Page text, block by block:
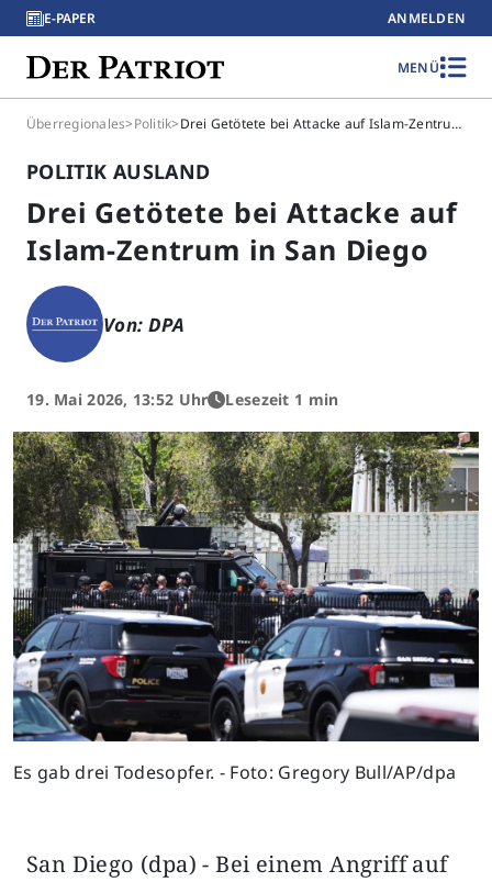
E-PAPER ANMELDEN
MENÜ
Überregionales>Politik> Drei Getötete bei Attacke auf Islam-Zentrum in San Diego
POLITIK AUSLAND
Drei Getötete bei Attacke auf
Islam-Zentrum in San Diego
Von: DPA
19. Mai 2026, 13:52 Uhr Lesezeit 1 min
Es gab drei Todesopfer. - Foto: Gregory Bull/AP/dpa
San Diego (dpa) - Bei einem Angriff auf